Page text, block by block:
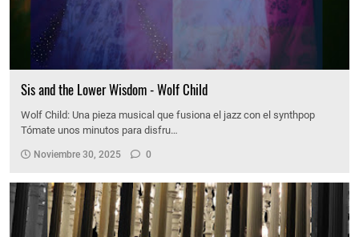
Sis and the Lower Wisdom - Wolf Child
Wolf Child: Una pieza musical que fusiona el jazz con el synthpop
Tómate unos minutos para disfru…
Noviembre 30, 2025 0